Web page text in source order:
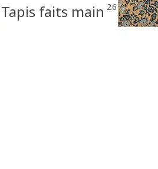
Tapis faits main 26